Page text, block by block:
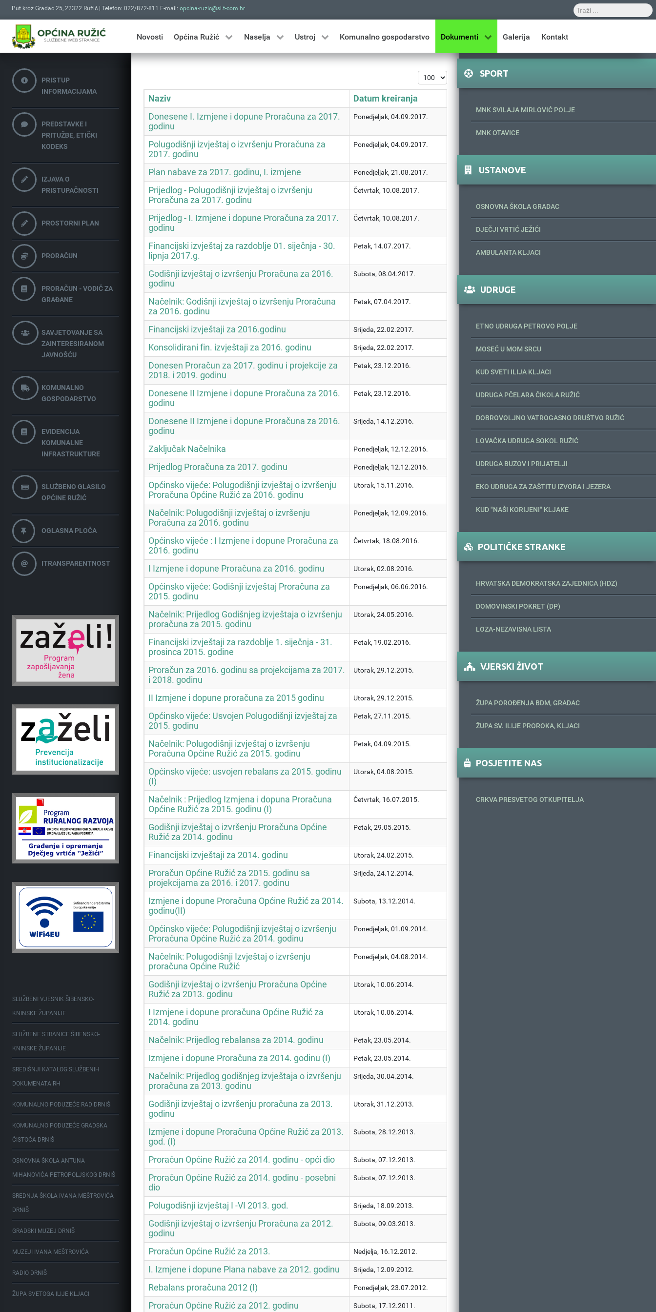
Put kroz Gradac 25, 22322 Ružić | Telefon: 022/872-811 E-mail: opcina-ruzic@si.t-com.hr
Novosti Općina Ružić Naselja Ustroj Komunalno gospodarstvo Dokumenti Galerija Kontakt
PRISTUP
INFORMACIJAMA
PREDSTAVKE I
PRITUŽBE, ETIČKI
KODEKS
IZJAVA O
PRISTUPAČNOSTI
PROSTORNI PLAN
PRORAČUN
PRORAČUN - VODIČ ZA
GRAĐANE
SAVJETOVANJE SA
ZAINTERESIRANOM
JAVNOŠĆU
KOMUNALNO
GOSPODARSTVO
EVIDENCIJA
KOMUNALNE
INFRASTRUKTURE
SLUŽBENO GLASILO
OPĆINE RUŽIĆ
OGLASNA PLOČA
ITRANSPARENTNOST
SLUŽBENI VJESNIK ŠIBENSKO-
KNINSKE ŽUPANIJE
SLUŽBENE STRANICE ŠIBENSKO-
KNINSKE ŽUPANIJE
SREDIŠNJI KATALOG SLUŽBENIH
DOKUMENATA RH
KOMUNALNO PODUZEĆE RAD DRNIŠ
KOMUNALNO PODUZEĆE GRADSKA
ČISTOĆA DRNIŠ
OSNOVNA ŠKOLA ANTUNA
MIHANOVIĆA PETROPOLJSKOG DRNIŠ
SREDNJA ŠKOLA IVANA MEŠTROVIĆA
DRNIŠ
GRADSKI MUZEJ DRNIŠ
MUZEJI IVANA MEŠTROVIĆA
RADIO DRNIŠ
ŽUPA SVETOGA ILIJE KLJACI
Prikaz #
Naziv
Datum kreiranja
Donesene I. Izmjene i dopune Proračuna za 2017.
godinu
Ponedjeljak, 04.09.2017.
Polugodišnji izvještaj o izvršenju Proračuna za
2017. godinu
Ponedjeljak, 04.09.2017.
Plan nabave za 2017. godinu, I. izmjene Ponedjeljak, 21.08.2017.
Prijedlog - Polugodišnji izvještaj o izvršenju
Proračuna za 2017. godinu
Četvrtak, 10.08.2017.
Prijedlog - I. Izmjene i dopune Proračuna za 2017.
godinu
Četvrtak, 10.08.2017.
Financijski izvještaj za razdoblje 01. siječnja - 30.
lipnja 2017.g.
Petak, 14.07.2017.
Godišnji izvještaj o izvršenju Proračuna za 2016.
godinu
Subota, 08.04.2017.
Načelnik: Godišnji izvještaj o izvršenju Proračuna
za 2016. godinu
Petak, 07.04.2017.
Financijski izvještaji za 2016.godinu Srijeda, 22.02.2017.
Konsolidirani fin. izvještaji za 2016. godinu Srijeda, 22.02.2017.
Donesen Proračun za 2017. godinu i projekcije za
2018. i 2019. godinu
Petak, 23.12.2016.
Donesene II Izmjene i dopune Proračuna za 2016.
godinu
Petak, 23.12.2016.
Donesene II Izmjene i dopune Proračuna za 2016.
godinu
Srijeda, 14.12.2016.
Zaključak Načelnika Ponedjeljak, 12.12.2016.
Prijedlog Proračuna za 2017. godinu Ponedjeljak, 12.12.2016.
Općinsko vijeće: Polugodišnji izvještaj o izvršenju
Proračuna Općine Ružić za 2016. godinu
Utorak, 15.11.2016.
Načelnik: Polugodišnji izvještaj o izvršenju
Poračuna za 2016. godinu
Ponedjeljak, 12.09.2016.
Općinsko vijeće : I Izmjene i dopune Proračuna za
2016. godinu
Četvrtak, 18.08.2016.
I Izmjene i dopune Proračuna za 2016. godinu Utorak, 02.08.2016.
Općinsko vijeće: Godišnji izvještaj Proračuna za
2015. godinu
Ponedjeljak, 06.06.2016.
Načelnik: Prijedlog Godišnjeg izvještaja o izvršenju
proračuna za 2015. godinu
Utorak, 24.05.2016.
Financijski izvještaji za razdoblje 1. siječnja - 31.
prosinca 2015. godine
Petak, 19.02.2016.
Proračun za 2016. godinu sa projekcijama za 2017.
i 2018. godinu
Utorak, 29.12.2015.
II Izmjene i dopune proračuna za 2015 godinu Utorak, 29.12.2015.
Općinsko vijeće: Usvojen Polugodišnji izvještaj za
2015. godinu
Petak, 27.11.2015.
Načelnik: Polugodišnji izvještaj o izvršenju
Poračuna Općine Ružić za 2015. godinu
Petak, 04.09.2015.
Općinsko vijeće: usvojen rebalans za 2015. godinu
(I)
Utorak, 04.08.2015.
Načelnik : Prijedlog Izmjena i dopuna Proračuna
Općine Ružić za 2015. godinu (I)
Četvrtak, 16.07.2015.
Godišnji izvještaj o izvršenju Proračuna Općine
Ružić za 2014. godinu
Petak, 29.05.2015.
Financijski izvještaji za 2014. godinu Utorak, 24.02.2015.
Proračun Općine Ružić za 2015. godinu sa
projekcijama za 2016. i 2017. godinu
Srijeda, 24.12.2014.
Izmjene i dopune Proračuna Općine Ružić za 2014.
godinu(II)
Subota, 13.12.2014.
Općinsko vijeće: Polugodišnji izvještaj o izvršenju
Proračuna Općine Ružić za 2014. godinu
Ponedjeljak, 01.09.2014.
Načelnik: Polugodišnji Izvještaj o izvršenju
proračuna Općine Ružić
Ponedjeljak, 04.08.2014.
Godišnji izvještaj o izvršenju Proračuna Općine
Ružić za 2013. godinu
Utorak, 10.06.2014.
I Izmjene i dopune proračuna Općine Ružić za
2014. godinu
Utorak, 10.06.2014.
Načelnik: Prijedlog rebalansa za 2014. godinu Petak, 23.05.2014.
Izmjene i dopune Proračuna za 2014. godinu (I) Petak, 23.05.2014.
Načelnik: Prijedlog godišnjeg izvještaja o izvršenju
proračuna za 2013. godinu
Srijeda, 30.04.2014.
Godišnji izvještaj o izvršenju proračuna za 2013.
godinu
Utorak, 31.12.2013.
Izmjene i dopune Proračuna Općine Ružić za 2013.
god. (I)
Subota, 28.12.2013.
Proračun Općine Ružić za 2014. godinu - opći dio Subota, 07.12.2013.
Proračun Općine Ružić za 2014. godinu - posebni
dio
Subota, 07.12.2013.
Polugodišnji izvještaj I -VI 2013. god. Srijeda, 18.09.2013.
Godišnji izvještaj o izvršenju Proračuna za 2012.
godinu
Subota, 09.03.2013.
Proračun Općine Ružić za 2013. Nedjelja, 16.12.2012.
I. Izmjene i dopune Plana nabave za 2012. godinu Srijeda, 12.09.2012.
Rebalans proračuna 2012 (I) Ponedjeljak, 23.07.2012.
Proračun Općine Ružić za 2012. godinu Subota, 17.12.2011.
SPORT
MNK SVILAJA MIRLOVIĆ POLJE
MNK OTAVICE
USTANOVE
OSNOVNA ŠKOLA GRADAC
DJEČJI VRTIĆ JEŽIĆI
AMBULANTA KLJACI
UDRUGE
ETNO UDRUGA PETROVO POLJE
MOSEĆ U MOM SRCU
KUD SVETI ILIJA KLJACI
UDRUGA PČELARA ČIKOLA RUŽIĆ
DOBROVOLJNO VATROGASNO DRUŠTVO RUŽIĆ
LOVAČKA UDRUGA SOKOL RUŽIĆ
UDRUGA BUZOV I PRIJATELJI
EKO UDRUGA ZA ZAŠTITU IZVORA I JEZERA
KUD "NAŠI KORIJENI" KLJAKE
POLITIČKE STRANKE
HRVATSKA DEMOKRATSKA ZAJEDNICA (HDZ)
DOMOVINSKI POKRET (DP)
LOZA-NEZAVISNA LISTA
VJERSKI ŽIVOT
ŽUPA POROĐENJA BDM, GRADAC
ŽUPA SV. ILIJE PROROKA, KLJACI
POSJETITE NAS
CRKVA PRESVETOG OTKUPITELJA